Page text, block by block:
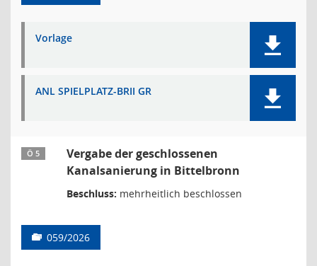
Vorlage
ANL SPIELPLATZ-BRII GR
Ö 5
Vergabe der geschlossenen
Kanalsanierung in Bittelbronn
Beschluss: mehrheitlich beschlossen
059/2026